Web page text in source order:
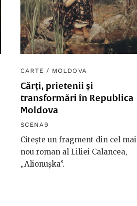
CARTE / MOLDOVA
Cărți, prietenii și
transformări în Republica
Moldova
SCENA9
Citește un fragment din cel mai
nou roman al Liliei Calancea,
„Alionușka”.